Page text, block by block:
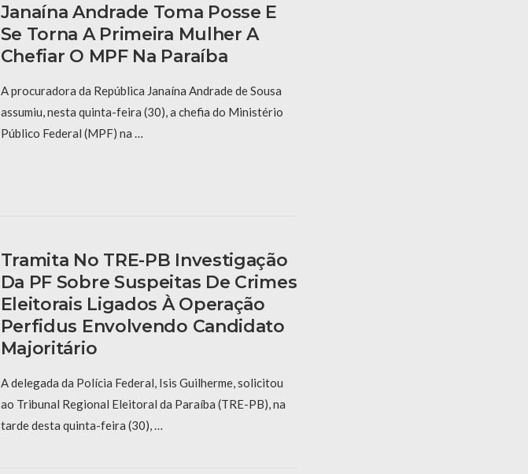
Janaína Andrade Toma Posse E
Se Torna A Primeira Mulher A
Chefiar O MPF Na Paraíba
A procuradora da República Janaína Andrade de Sousa
assumiu, nesta quinta-feira (30), a chefia do Ministério
Público Federal (MPF) na …
Tramita No TRE-PB Investigação
Da PF Sobre Suspeitas De Crimes
Eleitorais Ligados À Operação
Perfidus Envolvendo Candidato
Majoritário
A delegada da Polícia Federal, Isis Guilherme, solicitou
ao Tribunal Regional Eleitoral da Paraíba (TRE-PB), na
tarde desta quinta-feira (30), …